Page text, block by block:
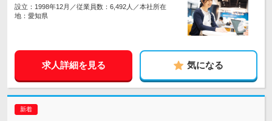
設立：1998年12月／従業員数：6,492人／本社所在
地：愛知県
求人詳細を見る 気になる